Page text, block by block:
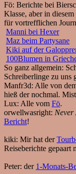
Fö: Berichte bei
Klasse, aber in
für vortrefflichen
Manni bei Hexer
Maz beim Partysane
Kiki auf der
100Blumen in
So ganz allgemein:
Schreiberlinge zu uns
Manfr3d: Alle von
hieß der nochmal.
Lux: Alle vom Fö.
orwellwasright: Never
Bericht!
kiki: Mir hat der
Reiseberichte
Peter: der 1-Monats-